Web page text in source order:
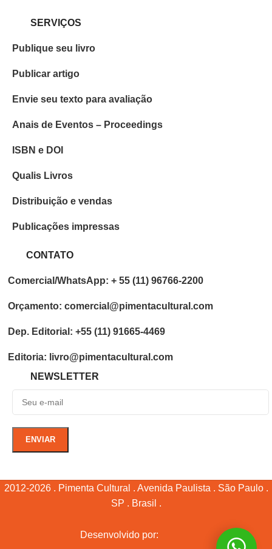
SERVIÇOS
Publique seu livro
Publicar artigo
Envie seu texto para avaliação
Anais de Eventos – Proceedings
ISBN e DOI
Qualis Livros
Distribuição e vendas
Publicações impressas
CONTATO
Comercial/WhatsApp: + 55 (11) 96766-2200
Orçamento: comercial@pimentacultural.com
Dep. Editorial: +55 (11) 91665-4469
Editoria: livro@pimentacultural.com
NEWSLETTER
2012-2026 . Pimenta Cultural . Avenida Paulista . São Paulo .
SP . Brasil .
Desenvolvido por: